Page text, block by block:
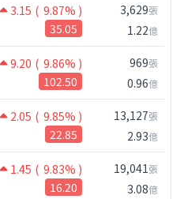
3.15 ( 9.87% )
35.05
3,629張
1.22億
9.20 ( 9.86% )
102.50
969張
0.96億
2.05 ( 9.85% )
22.85
13,127張
2.93億
1.45 ( 9.83% )
16.20
19,041張
3.08億